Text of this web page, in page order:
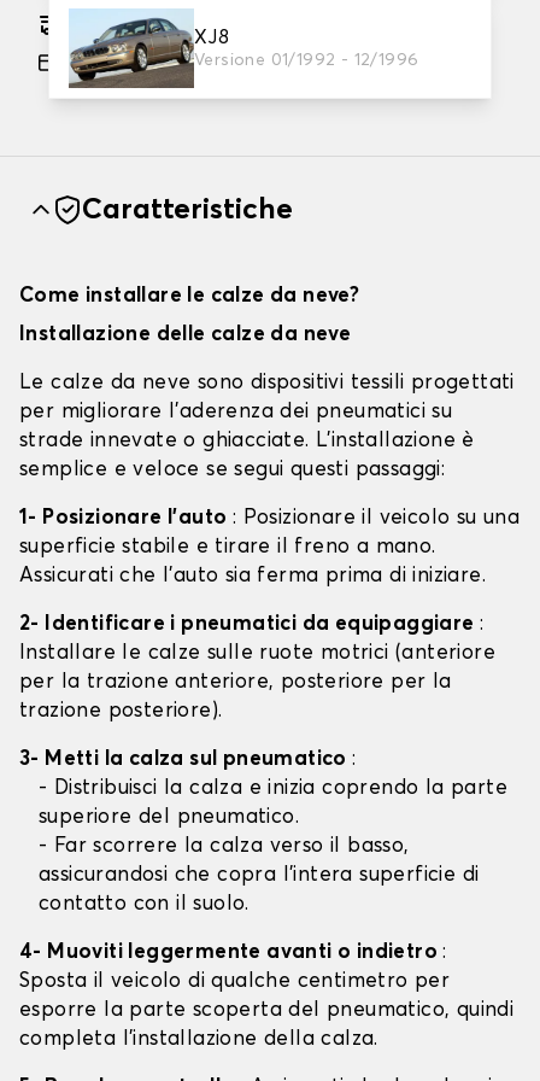
XJ8
Versione 01/1992 - 12/1996
Consegna gratuita stimata su 12/08/2026
Pagamento in 3x gratuito, a partire da 60 euro
di acquisto.
Caratteristiche
Come installare le calze da neve?
Installazione delle calze da neve
Le calze da neve sono dispositivi tessili progettati
per migliorare l'aderenza dei pneumatici su
strade innevate o ghiacciate. L'installazione è
semplice e veloce se segui questi passaggi:
1- Posizionare l'auto : Posizionare il veicolo su una
superficie stabile e tirare il freno a mano.
Assicurati che l'auto sia ferma prima di iniziare.
2- Identificare i pneumatici da equipaggiare :
Installare le calze sulle ruote motrici (anteriore
per la trazione anteriore, posteriore per la
trazione posteriore).
3- Metti la calza sul pneumatico:
- Distribuisci la calza e inizia coprendo la parte
superiore del pneumatico.
- Far scorrere la calza verso il basso,
assicurandosi che copra l'intera superficie di
contatto con il suolo.
4- Muoviti leggermente avanti o indietro:
Sposta il veicolo di qualche centimetro per
esporre la parte scoperta del pneumatico, quindi
completa l'installazione della calza.